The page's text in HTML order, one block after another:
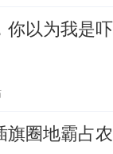
你以为我是
旗圈地霸占